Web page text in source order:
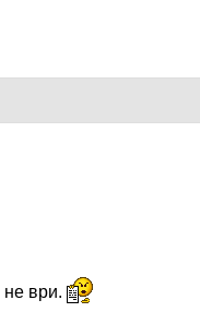
ври.